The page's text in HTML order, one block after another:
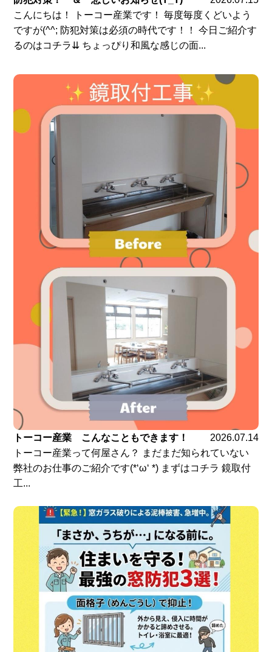
こんにちは！ トーコー産業です！ 毎度毎度くどいよう
ですが(^^; 防犯対策は必須の時代です！！ 今日ご紹介す
るのはコチラ⇊ ちょっぴり和風な感じの面...
トーコー産業 こんなこともできます！
2026.07.14
トーコー産業って何屋さん？ まだまだ知られていない
弊社のお仕事のご紹介です(*‘ω‘ *) まずはコチラ 鏡取付
工...